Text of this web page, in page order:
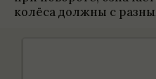
колёса должны с